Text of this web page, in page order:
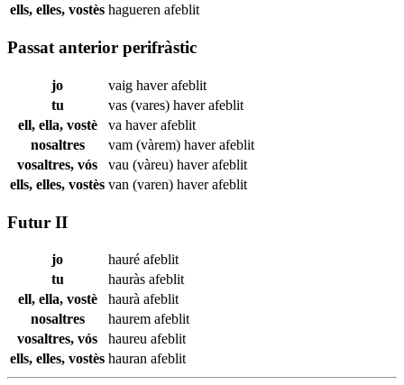
ells, elles, vostès hagueren afeblit
Passat anterior perifràstic
jo vaig haverafeblit
tu
vas (vares) haverafeblit
ell, ella, vostè
va haverafeblit
nosaltres
vam (vàrem) haverafeblit
vosaltres, vós
vau (vàreu) haverafeblit
ells, elles, vostès van (varen) haverafeblit
Futur II
jo hauré afeblit
tu
hauràs afeblit
ell, ella, vostè
haurà afeblit
nosaltres
haurem afeblit
vosaltres, vós
haureu afeblit
ells, elles, vostès hauran afeblit